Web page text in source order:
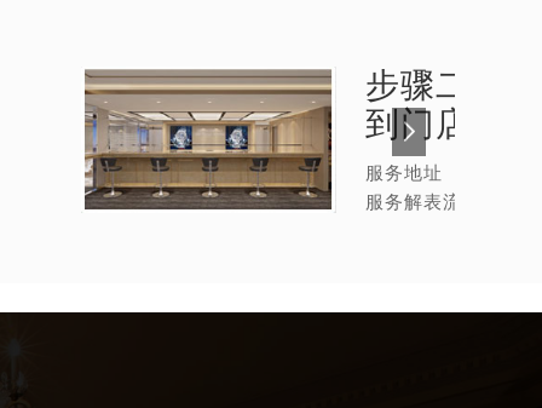
步骤二：
到门店
服务地址
服务解表流程